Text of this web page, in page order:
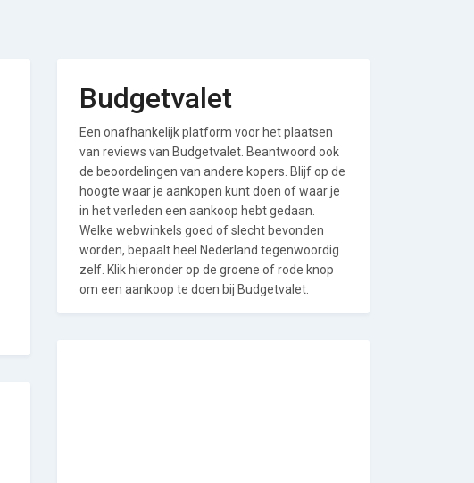
Budgetvalet
Een onafhankelijk platform voor het plaatsen
van reviews van Budgetvalet. Beantwoord ook
de beoordelingen van andere kopers. Blijf op de
hoogte waar je aankopen kunt doen of waar je
in het verleden een aankoop hebt gedaan.
Welke webwinkels goed of slecht bevonden
worden, bepaalt heel Nederland tegenwoordig
zelf. Klik hieronder op de groene of rode knop
om een aankoop te doen bij Budgetvalet.